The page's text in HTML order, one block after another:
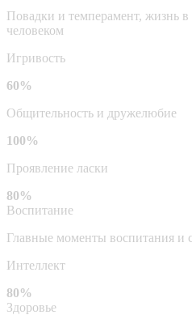
Повадки и темперамент, жизнь в
человеком
Игривость
60%
Общительность и дружелюбие
100%
Проявление ласки
80%
Воспитание
Главные моменты воспитания и
Интеллект
80%
Здоровье